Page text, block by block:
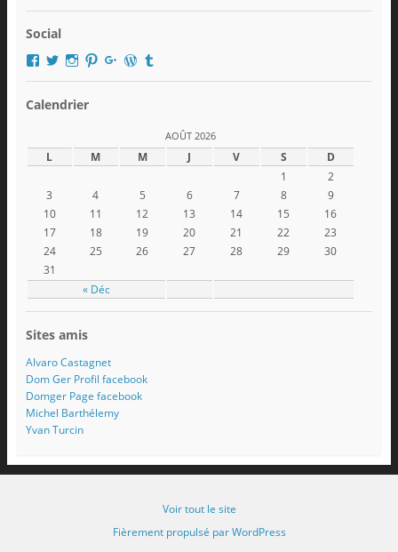
Social
Voir
de
Facebook
Voir
de
Twitter
Voir
de
Instagram
Voir
Pinterest
Voir
Google+
Voir
WordPress.org
sur
Tumblr
Calendrier
AOÛT 2026
L M M J V S D
« Déc
1
2
3
4 5 6 7 8
9
10
11 12 13 14 15
16
17
18 19 20 21 22
23
24
25 26 27 28 29
30
31
Sites amis
Alvaro Castagnet
Dom Ger Profil facebook
Domger Page facebook
Michel Barthélemy
Yvan Turcin
Voir tout le site
Fièrement propulsé par WordPress